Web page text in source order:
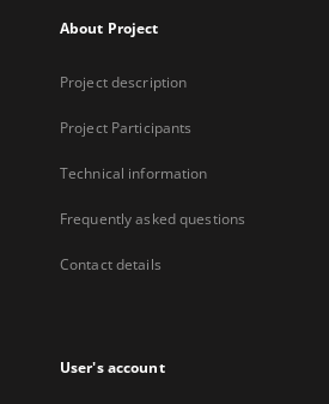
About Project
Project description
Project Participants
Technical information
Frequently asked questions
Contact details
User's account